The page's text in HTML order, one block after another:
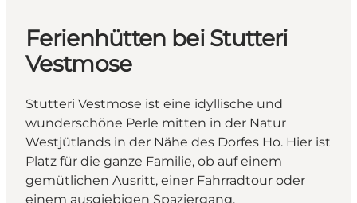
Ferienhütten bei Stutteri
Vestmose
Stutteri Vestmose ist eine idyllische und
wunderschöne Perle mitten in der Natur
Westjütlands in der Nähe des Dorfes Ho. Hier ist
Platz für die ganze Familie, ob auf einem
gemütlichen Ausritt, einer Fahrradtour oder
einem ausgiebigen Spaziergang.